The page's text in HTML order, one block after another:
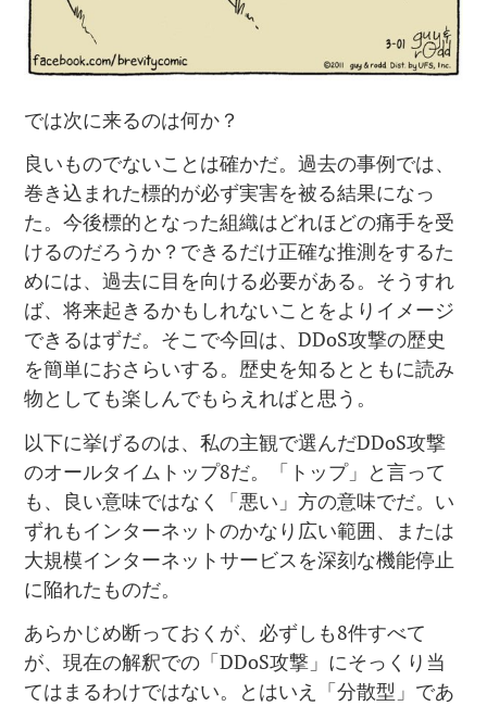
では次に来るのは何か？
良いものでないことは確かだ。過去の事例では、
巻き込まれた標的が必ず実害を被る結果になっ
た。今後標的となった組織はどれほどの痛手を受
けるのだろうか？できるだけ正確な推測をするた
めには、過去に目を向ける必要がある。そうすれ
ば、将来起きるかもしれないことをよりイメージ
できるはずだ。そこで今回は、DDoS攻撃の歴史
を簡単におさらいする。歴史を知るとともに読み
物としても楽しんでもらえればと思う。
以下に挙げるのは、私の主観で選んだDDoS攻撃
のオールタイムトップ8だ。「トップ」と言って
も、良い意味ではなく「悪い」方の意味でだ。い
ずれもインターネットのかなり広い範囲、または
大規模インターネットサービスを深刻な機能停止
に陥れたものだ。
あらかじめ断っておくが、必ずしも8件すべて
が、現在の解釈での「DDoS攻撃」にそっくり当
てはまるわけではない。とはいえ「分散型」であ